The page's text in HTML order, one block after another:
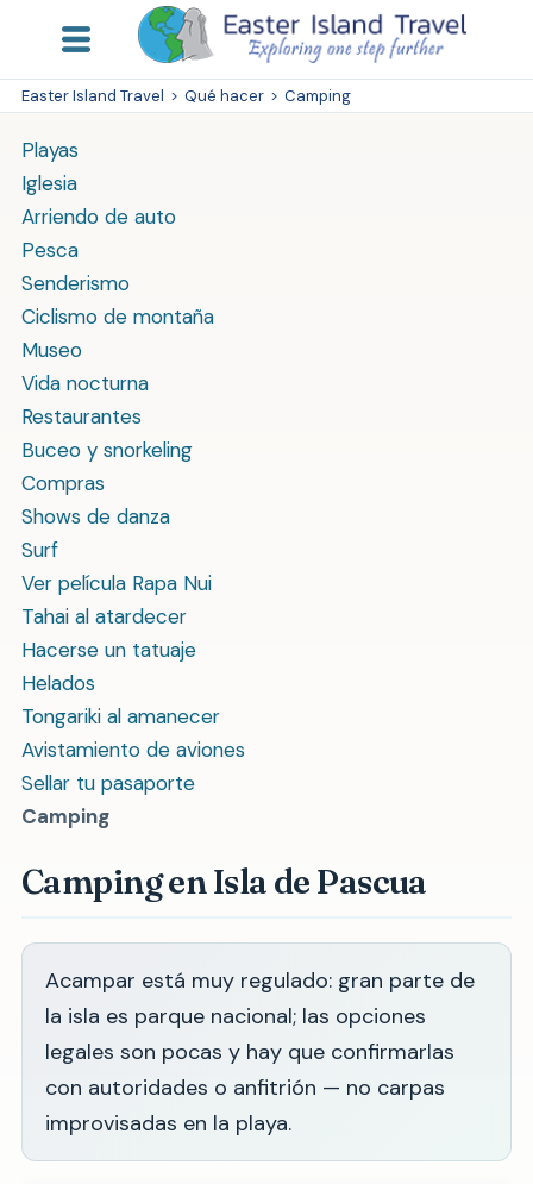
Easter Island Travel > Qué hacer > Camping
Playas
Iglesia
Arriendo de auto
Pesca
Senderismo
Ciclismo de montaña
Museo
Vida nocturna
Restaurantes
Buceo y snorkeling
Compras
Shows de danza
Surf
Ver película Rapa Nui
Tahai al atardecer
Hacerse un tatuaje
Helados
Tongariki al amanecer
Avistamiento de aviones
Sellar tu pasaporte
Camping
Camping en Isla de Pascua
Acampar está muy regulado: gran parte de
la isla es parque nacional; las opciones
legales son pocas y hay que confirmarlas
con autoridades o anfitrión — no carpas
improvisadas en la playa.